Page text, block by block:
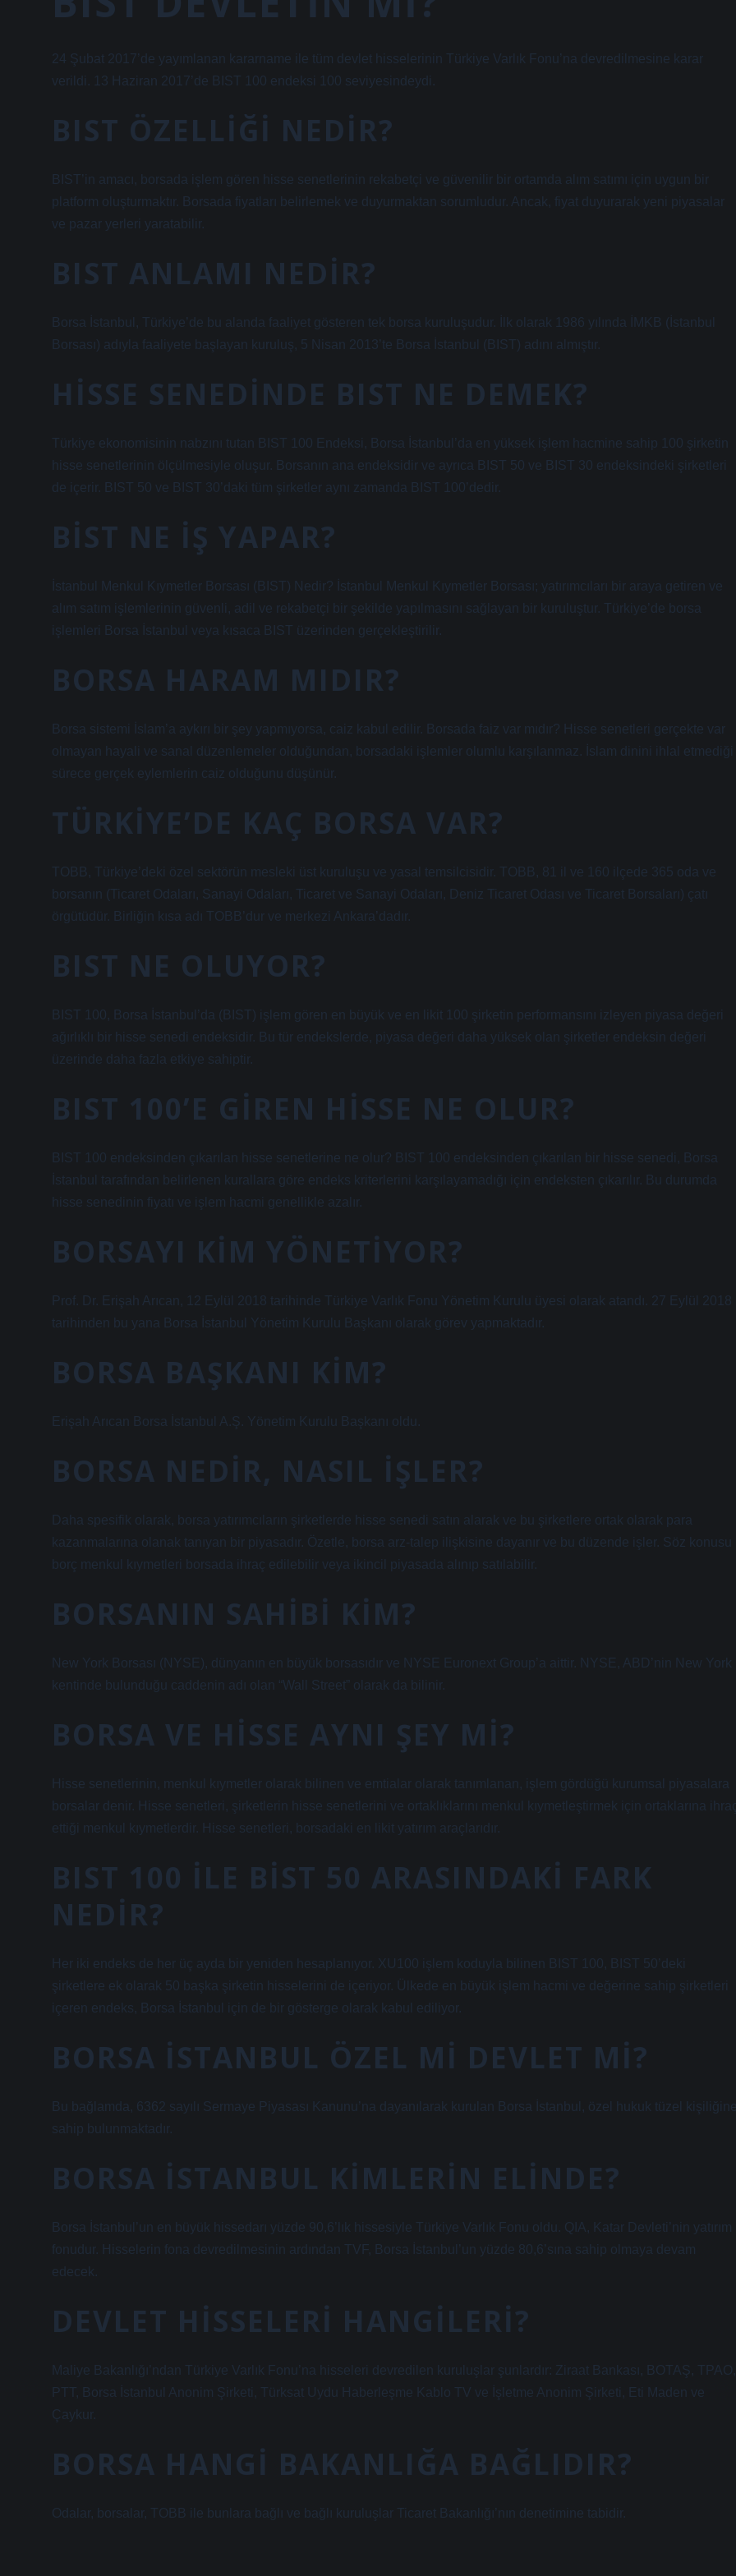
24 Şubat 2017’de yayımlanan kararname ile tüm devlet hisselerinin Türkiye Varlık Fonu’na devredilmesine karar
verildi. 13 Haziran 2017’de BIST 100 endeksi 100 seviyesindeydi.
BIST ÖZELLIĞI NEDIR?
BIST’in amacı, borsada işlem gören hisse senetlerinin rekabetçi ve güvenilir bir ortamda alım satımı için uygun bir
platform oluşturmaktır. Borsada fiyatları belirlemek ve duyurmaktan sorumludur. Ancak, fiyat duyurarak yeni piyasalar
ve pazar yerleri yaratabilir.
BIST ANLAMI NEDIR?
Borsa İstanbul, Türkiye’de bu alanda faaliyet gösteren tek borsa kuruluşudur. İlk olarak 1986 yılında İMKB (İstanbul
Borsası) adıyla faaliyete başlayan kuruluş, 5 Nisan 2013’te Borsa İstanbul (BIST) adını almıştır.
HISSE SENEDINDE BIST NE DEMEK?
Türkiye ekonomisinin nabzını tutan BIST 100 Endeksi, Borsa İstanbul’da en yüksek işlem hacmine sahip 100 şirketin
hisse senetlerinin ölçülmesiyle oluşur. Borsanın ana endeksidir ve ayrıca BIST 50 ve BIST 30 endeksindeki şirketleri
de içerir. BIST 50 ve BIST 30’daki tüm şirketler aynı zamanda BIST 100’dedir.
BIST NE IŞ YAPAR?
İstanbul Menkul Kıymetler Borsası (BIST) Nedir? İstanbul Menkul Kıymetler Borsası; yatırımcıları bir araya getiren ve
alım satım işlemlerinin güvenli, adil ve rekabetçi bir şekilde yapılmasını sağlayan bir kuruluştur. Türkiye’de borsa
işlemleri Borsa İstanbul veya kısaca BIST üzerinden gerçekleştirilir.
BORSA HARAM MIDIR?
Borsa sistemi İslam’a aykırı bir şey yapmıyorsa, caiz kabul edilir. Borsada faiz var mıdır? Hisse senetleri gerçekte var
olmayan hayali ve sanal düzenlemeler olduğundan, borsadaki işlemler olumlu karşılanmaz. İslam dinini ihlal etmediği
sürece gerçek eylemlerin caiz olduğunu düşünür.
TÜRKIYE’DE KAÇ BORSA VAR?
TOBB, Türkiye’deki özel sektörün mesleki üst kuruluşu ve yasal temsilcisidir. TOBB, 81 il ve 160 ilçede 365 oda ve
borsanın (Ticaret Odaları, Sanayi Odaları, Ticaret ve Sanayi Odaları, Deniz Ticaret Odası ve Ticaret Borsaları) çatı
örgütüdür. Birliğin kısa adı TOBB’dur ve merkezi Ankara’dadır.
BIST NE OLUYOR?
BIST 100, Borsa İstanbul’da (BIST) işlem gören en büyük ve en likit 100 şirketin performansını izleyen piyasa değeri
ağırlıklı bir hisse senedi endeksidir. Bu tür endekslerde, piyasa değeri daha yüksek olan şirketler endeksin değeri
üzerinde daha fazla etkiye sahiptir.
BIST 100’E GIREN HISSE NE OLUR?
BIST 100 endeksinden çıkarılan hisse senetlerine ne olur? BIST 100 endeksinden çıkarılan bir hisse senedi, Borsa
İstanbul tarafından belirlenen kurallara göre endeks kriterlerini karşılayamadığı için endeksten çıkarılır. Bu durumda
hisse senedinin fiyatı ve işlem hacmi genellikle azalır.
BORSAYI KIM YÖNETIYOR?
Prof. Dr. Erişah Arıcan, 12 Eylül 2018 tarihinde Türkiye Varlık Fonu Yönetim Kurulu üyesi olarak atandı. 27 Eylül 2018
tarihinden bu yana Borsa İstanbul Yönetim Kurulu Başkanı olarak görev yapmaktadır.
BORSA BAŞKANI KIM?
Erişah Arıcan Borsa İstanbul A.Ş. Yönetim Kurulu Başkanı oldu.
BORSA NEDIR, NASIL IŞLER?
Daha spesifik olarak, borsa yatırımcıların şirketlerde hisse senedi satın alarak ve bu şirketlere ortak olarak para
kazanmalarına olanak tanıyan bir piyasadır. Özetle, borsa arz-talep ilişkisine dayanır ve bu düzende işler. Söz konusu
borç menkul kıymetleri borsada ihraç edilebilir veya ikincil piyasada alınıp satılabilir.
BORSANIN SAHIBI KIM?
New York Borsası (NYSE), dünyanın en büyük borsasıdır ve NYSE Euronext Group’a aittir. NYSE, ABD’nin New York
kentinde bulunduğu caddenin adı olan “Wall Street” olarak da bilinir.
BORSA VE HISSE AYNI ŞEY MI?
Hisse senetlerinin, menkul kıymetler olarak bilinen ve emtialar olarak tanımlanan, işlem gördüğü kurumsal piyasalara
borsalar denir. Hisse senetleri, şirketlerin hisse senetlerini ve ortaklıklarını menkul kıymetleştirmek için ortaklarına
ettiği menkul kıymetlerdir. Hisse senetleri, borsadaki en likit yatırım araçlarıdır.
BIST 100 ILE BİST 50 ARASINDAKI FARK
NEDIR?
Her iki endeks de her üç ayda bir yeniden hesaplanıyor. XU100 işlem koduyla bilinen BIST 100, BIST 50’deki
şirketlere ek olarak 50 başka şirketin hisselerini de içeriyor. Ülkede en büyük işlem hacmi ve değerine sahip şirketleri
içeren endeks, Borsa İstanbul için de bir gösterge olarak kabul ediliyor.
BORSA İSTANBUL ÖZEL MI DEVLET MI?
Bu bağlamda, 6362 sayılı Sermaye Piyasası Kanunu’na dayanılarak kurulan Borsa İstanbul, özel hukuk tüzel
sahip bulunmaktadır.
BORSA İSTANBUL KIMLERIN ELINDE?
Borsa İstanbul’un en büyük hissedarı yüzde 90,6’lık hissesiyle Türkiye Varlık Fonu oldu. QIA, Katar Devleti’nin yatırım
fonudur. Hisselerin fona devredilmesinin ardından TVF, Borsa İstanbul’un yüzde 80,6’sına sahip olmaya devam
edecek.
DEVLET HISSELERI HANGILERI?
Maliye Bakanlığı’ndan Türkiye Varlık Fonu’na hisseleri devredilen kuruluşlar şunlardır: Ziraat Bankası, BOTAŞ, TPAO,
PTT, Borsa İstanbul Anonim Şirketi, Türksat Uydu Haberleşme Kablo TV ve İşletme Anonim Şirketi, Eti Maden ve
Çaykur.
BORSA HANGI BAKANLIĞA BAĞLIDIR?
Odalar, borsalar, TOBB ile bunlara bağlı ve bağlı kuruluşlar Ticaret Bakanlığı’nın denetimine tabidir.